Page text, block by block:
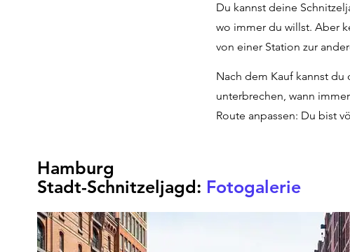
Du kannst deine
wo immer du willst. Aber
von einer Station zur
Nach dem Kauf kannst
unterbrechen, wann
Route anpassen: Du bist
Hamburg
Stadt-Schnitzeljagd: Fotogalerie